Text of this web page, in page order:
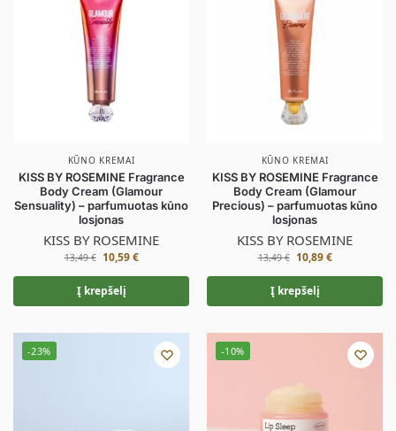
KŪNO KREMAI
KISS BY ROSEMINE Fragrance
Body Cream (Glamour
Sensuality) – parfumuotas kūno
losjonas
KISS BY ROSEMINE
13,49€ 10,59€
Į krepšelį
KŪNO KREMAI
KISS BY ROSEMINE Fragrance
Body Cream (Glamour
Precious) – parfumuotas kūno
losjonas
KISS BY ROSEMINE
13,49€ 10,89€
Į krepšelį
-23% -10%